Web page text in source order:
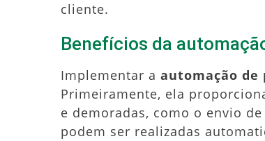
cliente.
Benefícios da
Implementar a automação de
Primeiramente, ela
e demoradas, como o envio
podem ser realizadas